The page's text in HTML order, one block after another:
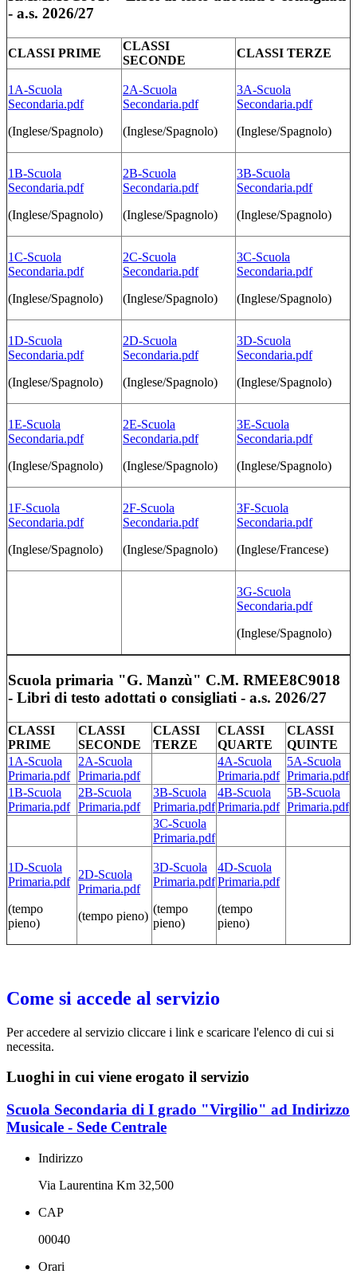
- a.s. 2026/27
CLASSI PRIME
CLASSI
SECONDE
CLASSI TERZE
1A-Scuola
Secondaria.pdf
(Inglese/Spagnolo)
2A-Scuola
Secondaria.pdf
(Inglese/Spagnolo)
3A-Scuola
Secondaria.pdf
(Inglese/Spagnolo)
1B-Scuola
Secondaria.pdf
(Inglese/Spagnolo)
2B-Scuola
Secondaria.pdf
(Inglese/Spagnolo)
3B-Scuola
Secondaria.pdf
(Inglese/Spagnolo)
1C-Scuola
Secondaria.pdf
(Inglese/Spagnolo)
2C-Scuola
Secondaria.pdf
(Inglese/Spagnolo)
3C-Scuola
Secondaria.pdf
(Inglese/Spagnolo)
1D-Scuola
Secondaria.pdf
(Inglese/Spagnolo)
2D-Scuola
Secondaria.pdf
(Inglese/Spagnolo)
3D-Scuola
Secondaria.pdf
(Inglese/Spagnolo)
1E-Scuola
Secondaria.pdf
(Inglese/Spagnolo)
2E-Scuola
Secondaria.pdf
(Inglese/Spagnolo)
3E-Scuola
Secondaria.pdf
(Inglese/Spagnolo)
1F-Scuola
Secondaria.pdf
(Inglese/Spagnolo)
2F-Scuola
Secondaria.pdf
(Inglese/Spagnolo)
3F-Scuola
Secondaria.pdf
(Inglese/Francese)
3G-Scuola
Secondaria.pdf
(Inglese/Spagnolo)
Scuola primaria "G. Manzù" C.M. RMEE8C9018
- Libri di testo adottati o consigliati - a.s. 2026/27
CLASSI
PRIME
CLASSI
SECONDE
CLASSI
TERZE
CLASSI
QUARTE
CLASSI
QUINTE
1A-Scuola
Primaria.pdf
2A-Scuola
Primaria.pdf
4A-Scuola
Primaria.pdf
5A-Scuola
Primaria.pdf
1B-Scuola
Primaria.pdf
2B-Scuola
Primaria.pdf
3B-Scuola
Primaria.pdf
4B-Scuola
Primaria.pdf
5B-Scuola
Primaria.pdf
3C-Scuola
Primaria.pdf
1D-Scuola
Primaria.pdf
(tempo
pieno)
2D-Scuola
Primaria.pdf
(tempo pieno)
3D-Scuola
Primaria.pdf
(tempo
pieno)
4D-Scuola
Primaria.pdf
(tempo
pieno)
Come si accede al servizio
Per accedere al servizio cliccare i link e scaricare l'elenco di cui si
necessita.
Luoghi in cui viene erogato il servizio
Scuola Secondaria di I grado "Virgilio" ad Indirizzo
Musicale - Sede Centrale
Indirizzo
Via Laurentina Km 32,500
CAP
00040
Orari